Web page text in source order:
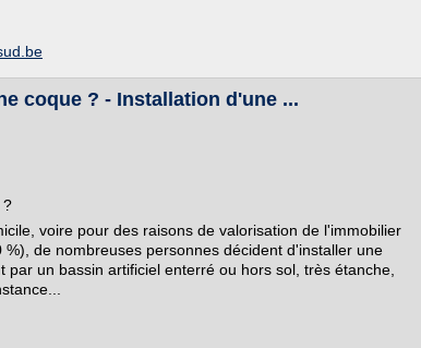
coque ? - Installation d'une ...
?
voire pour des raisons de valorisation de l'immobilier
de nombreuses personnes décident d'installer une
par un bassin artificiel enterré ou hors sol, très étanche,